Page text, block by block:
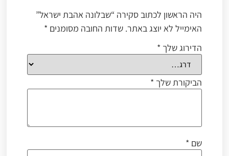
היה הראשון לכתוב סקירה “שבלונה אהבת ישראל”
האימייל לא יוצג באתר. שדות החובה מסומנים *
הדירוג שלך *
הביקורת שלך *
שם *